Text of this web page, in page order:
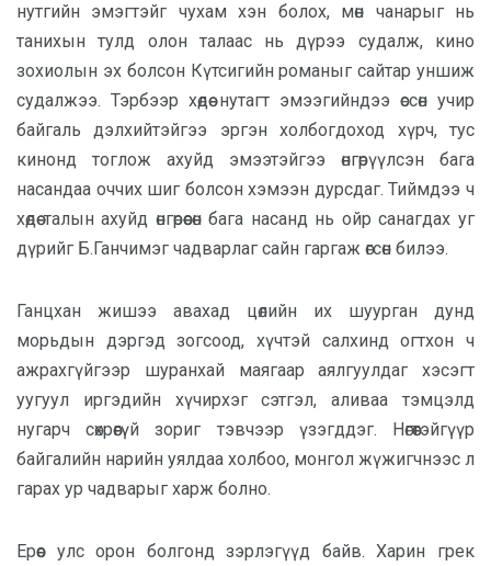
нутгийн эмэгтэйг чухам хэн болох, мөн чанарыг нь
танихын тулд олон талаас нь дүрээ судалж, кино
зохиолын эх болсон Күтсигийн романыг сайтар уншиж
судалжээ. Тэрбээр хөдөө нутагт эмээгийндээ өссөн учир
байгаль дэлхийтэйгээ эргэн холбогдоход хүрч, тус
кинонд тоглож ахуйд эмээтэйгээ өнгөрүүлсэн бага
насандаа оччих шиг болсон хэмээн дурсдаг. Тиймдээ ч
хөдөө талын ахуйд өнгөрөөсөн бага насанд нь ойр санагдах уг
дүрийг Б.Ганчимэг чадварлаг сайн гаргаж өгсөн билээ.
Ганцхан жишээ авахад цөлийн их шуурган дунд
морьдын дэргэд зогсоод, хүчтэй салхинд огтхон ч
ажрахгүйгээр шуранхай маягаар аялгуулдаг хэсэгт
уугуул иргэдийн хүчирхэг сэтгэл, аливаа тэмцэлд
нугарч сөхрөөгүй зориг тэвчээр үзэгддэг. Нөгөөтэйгүүр
байгалийн нарийн уялдаа холбоо, монгол жүжигчнээс л
гарах ур чадварыг харж болно.
Ерөөс улс орон болгонд зэрлэгүүд байв. Харин грек